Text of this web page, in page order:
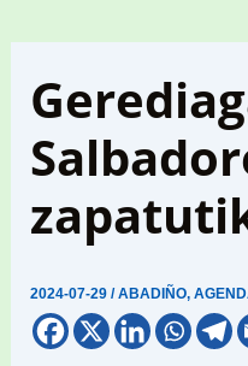
2024-07-29/ABADIÑO,